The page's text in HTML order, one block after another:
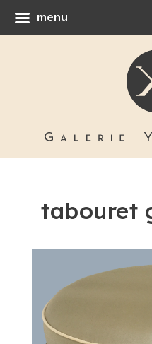
tabouret
menu